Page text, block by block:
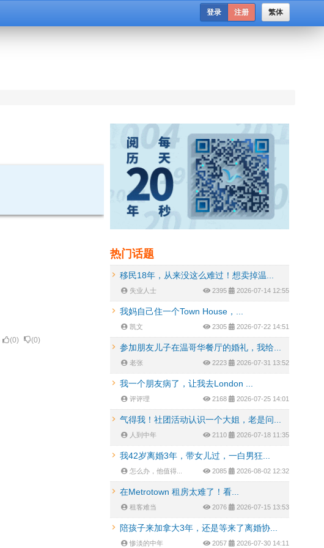
繁体
登录 注册
(0) (0)
热门话题
移民18年，从来没这么难过！想卖掉温...
失业人士 2395 2026-07-14 12:55
我妈自己住一个Town House，...
凯文 2305 2026-07-22 14:51
参加朋友儿子在温哥华餐厅的婚礼，我给...
老张 2223 2026-07-31 13:52
我一个朋友病了，让我去London ...
评评理 2168 2026-07-25 14:01
气得我！社团活动认识一个大姐，老是问...
人到中年 2110 2026-07-18 11:35
我42岁离婚3年，带女儿过，一白男狂...
怎么办，他值得... 2085 2026-08-02 12:32
在Metrotown 租房太难了！看...
租客难当 2076 2026-07-15 13:53
陪孩子来加拿大3年，还是等来了离婚协...
惨淡的中年 2057 2026-07-30 14:11